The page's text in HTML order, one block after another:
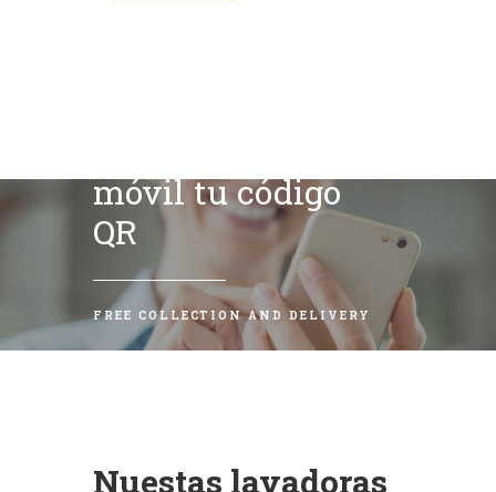
móvil tu código
QR
FREE COLLECTION AND DELIVERY
Nuestas lavadoras